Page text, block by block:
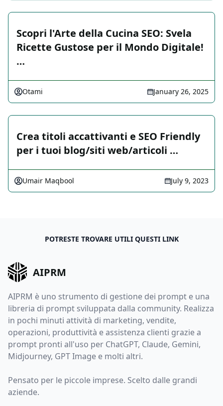
Scopri l'Arte della Cucina SEO: Svela
Ricette Gustose per il Mondo Digitale!
…
Otami January 26, 2025
Crea titoli accattivanti e SEO Friendly
per i tuoi blog/siti web/articoli …
Umair Maqbool July 9, 2023
POTRESTE TROVARE UTILI QUESTI LINK
AIPRM
AIPRM è uno strumento di gestione dei prompt e una
libreria di prompt sviluppata dalla community. Realizza
in pochi minuti attività di marketing, vendite,
operazioni, produttività e assistenza clienti grazie a
prompt pronti all'uso per ChatGPT, Claude, Gemini,
Midjourney, GPT Image e molti altri.
Pensato per le piccole imprese. Scelto dalle grandi
aziende.